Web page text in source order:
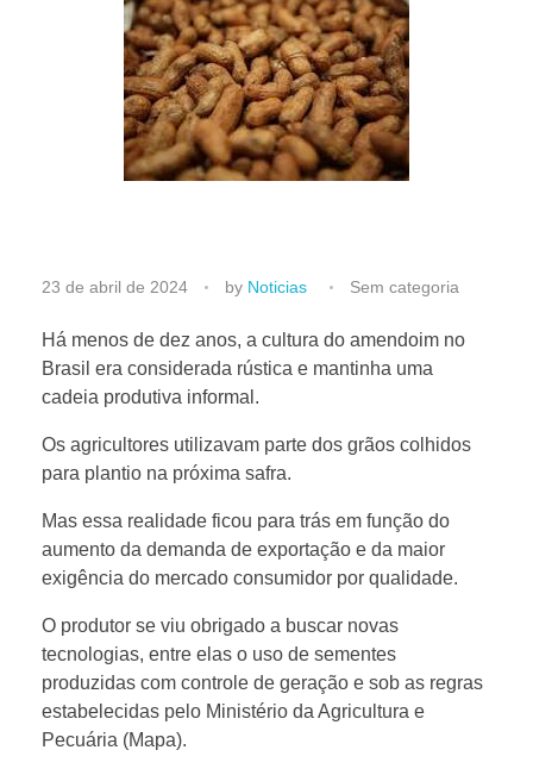
P
r
o
d
u
ç
ã
o
23 de abril de 2024 by Noticias Sem categoria
Há menos de dez anos, a cultura do amendoim no
Brasil era considerada rústica e mantinha uma
cadeia produtiva informal.
Os agricultores utilizavam parte dos grãos colhidos
para plantio na próxima safra.
Mas essa realidade ficou para trás em função do
aumento da demanda de exportação e da maior
exigência do mercado consumidor por qualidade.
O produtor se viu obrigado a buscar novas
tecnologias, entre elas o uso de sementes
produzidas com controle de geração e sob as regras
estabelecidas pelo Ministério da Agricultura e
Pecuária (Mapa).